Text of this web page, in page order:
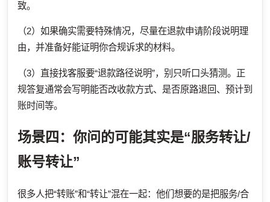
致。
（2）如果确实需要特殊情况，尽量在退款申请阶段说明理
由，并准备好能证明你合规诉求的材料。
（3）直接找客服要“退款路径说明”，别只听口头猜测。正
规答复通常会写明能否改收款方式、是否原路退回、预计到
账时间等。
场景四：你问的可能其实是“服务转让/
账号转让”
很多人把“转账”和“转让”混在一起：他们想要的是把服务/合